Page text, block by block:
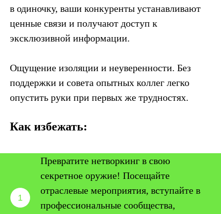
в одиночку, ваши конкуренты устанавливают
ценные связи и получают доступ к
эксклюзивной информации.
Ощущение изоляции и неуверенности. Без
поддержки и совета опытных коллег легко
опустить руки при первых же трудностях.
Как избежать:
Превратите нетворкинг в свою
секретное оружие! Посещайте
отраслевые мероприятия, вступайте в
профессиональные сообщества,